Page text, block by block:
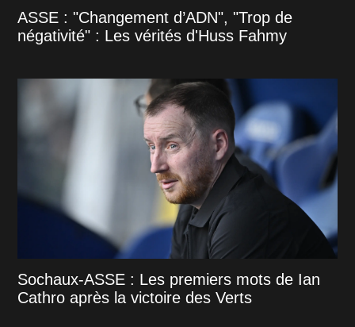
ASSE : "Changement d’ADN", "Trop de
négativité" : Les vérités d'Huss Fahmy
Sochaux-ASSE : Les premiers mots de Ian
Cathro après la victoire des Verts